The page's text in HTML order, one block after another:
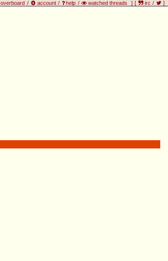
overboard / account / help / watched threads ] [ irc / ]